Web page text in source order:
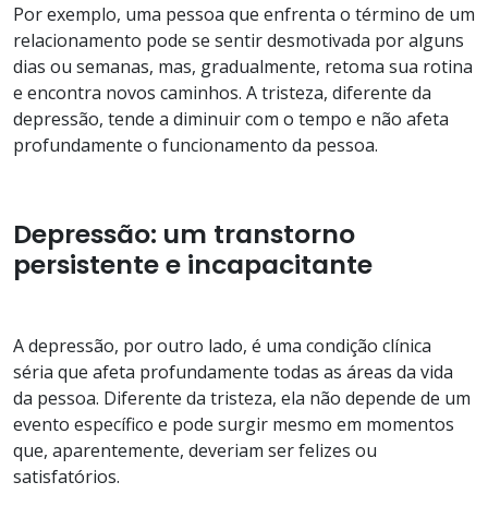
Por exemplo, uma pessoa que enfrenta o término de um
relacionamento pode se sentir desmotivada por alguns
dias ou semanas, mas, gradualmente, retoma sua rotina
e encontra novos caminhos. A tristeza, diferente da
depressão, tende a diminuir com o tempo e não afeta
profundamente o funcionamento da pessoa.
Depressão: um transtorno
persistente e incapacitante
A depressão, por outro lado, é uma condição clínica
séria que afeta profundamente todas as áreas da vida
da pessoa. Diferente da tristeza, ela não depende de um
evento específico e pode surgir mesmo em momentos
que, aparentemente, deveriam ser felizes ou
satisfatórios.